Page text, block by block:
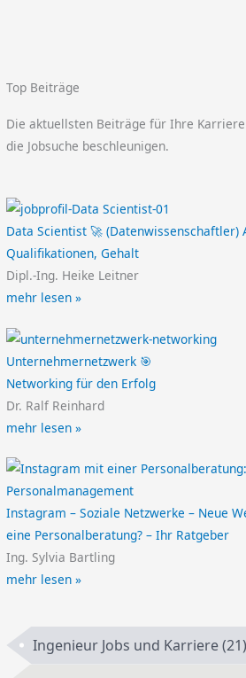
Top Beiträge
Die aktuellsten Beiträge für Ihre
die Jobsuche beschleunigen.
Data Scientist 🚀 (Datenwissenschaftler)
Qualifikationen, Gehalt
Dipl.-Ing. Heike Leitner
mehr lesen »
Unternehmernetzwerk 🎯
Networking für den Erfolg
Dr. Ralf Reinhard
mehr lesen »
Instagram – Soziale Netzwerke – Neue
eine Personalberatung? – Ihr Ratgeber
Ing. Sylvia Bartling
mehr lesen »
Ingenieur Jobs und Karriere(21)